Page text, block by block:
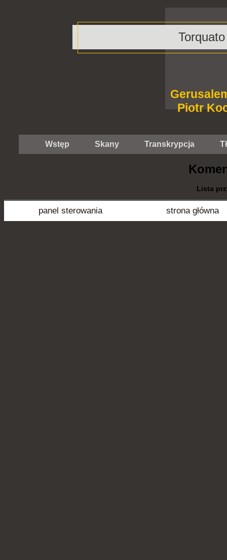
Piotr
Wstęp Skany Transkrypcja
Lista
panel sterowania strona główna